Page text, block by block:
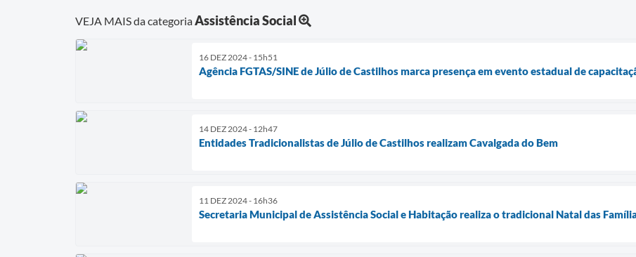
VEJA MAIS da categoriaAssistência Social
16 DEZ 2024 - 15h51
Agência FGTAS/SINE de Júlio de Castilhos marca presença em evento estadual de
14 DEZ 2024 - 12h47
Entidades Tradicionalistas de Júlio de Castilhos realizam Cavalgada do Bem
11 DEZ 2024 - 16h36
Secretaria Municipal de Assistência Social e Habitação realiza o tradicional Natal das